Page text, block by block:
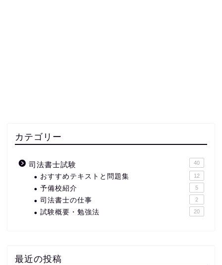
カテゴリー
司法書士試験 40
おすすめテキストと問題集 12
予備校紹介 5
司法書士の仕事 2
試験概要・勉強法 20
最近の投稿